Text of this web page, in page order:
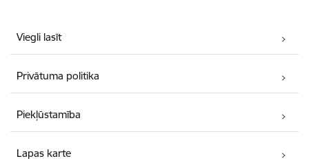
Viegli lasīt
Privātuma politika
Piekļūstamība
Lapas karte